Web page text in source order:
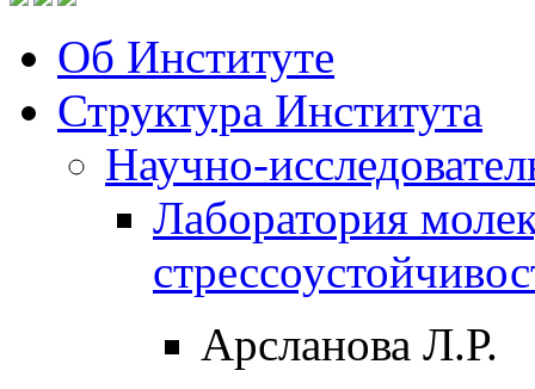
Об Институте
Структура Института
Научно-
Лаборатория
Арсланова Л.Р.